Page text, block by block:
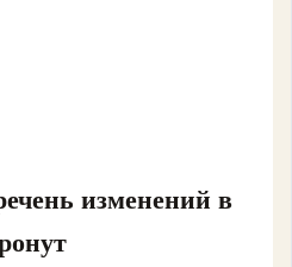
изменений в